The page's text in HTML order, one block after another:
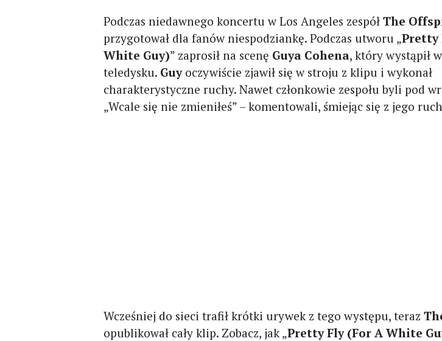
Podczas niedawnego koncertu w Los Angeles zespółThe
przygotował dla fanów niespodziankę. Podczas utworu „Pretty
White Guy)” zaprosił na scenę Guya Cohena, który wystąpił
teledysku. Guy oczywiście zjawił się w stroju z klipu i wykonał
charakterystyczne ruchy. Nawet członkowie zespołu byli pod
„Wcale się nie zmieniłeś” – komentowali, śmiejąc się z jego
Wcześniej do sieci trafił krótki urywek z tego występu, teraz
opublikował cały klip. Zobacz, jak „Pretty Fly (For A White